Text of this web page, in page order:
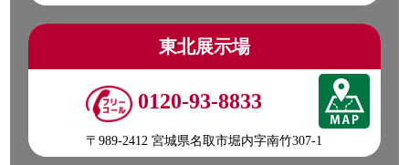
東北展示場
0120-93-8833
〒989-2412 宮城県名取市堀内字南竹307-1